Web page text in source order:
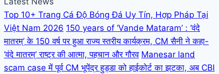
Top 10+ Trang Cá Độ Bóng Đá Uy Tín, Hợp Pháp Tại
Việt Nam 2026 150 years of ‘Vande Mataram’ : ‘वंदे
मातरम्’ के 150 वर्ष पर हुआ राज्य स्तरीय कार्यक्रम, CM सैनी ने कहा-
‘वंदे मातरम्’ राष्ट्र की आत्मा, पहचान और गौरव Manesar land
scam case में पूर्व CM भूपेंद्र हुड्डा को हाईकोर्ट का झटका, अब CBI